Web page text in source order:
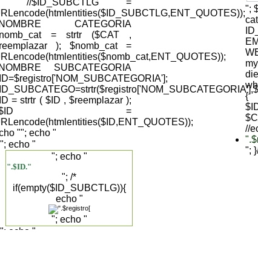
CATEGORIA
= strtr ($CAT ,
); $nomb_cat =
SUBCATEGORIA
= strtr ( $ID , $reemplazar );
$ID =
"
"; echo "
"; echo "
".$ID."
"; /*
if(empty($ID_SUBCTLG)){
echo "
"; echo "
"; echo "
"; echo "
";
{
//
";